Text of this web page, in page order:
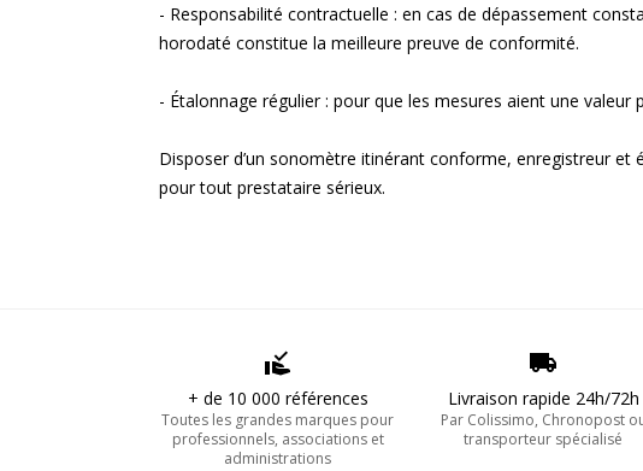
- Responsabilité contractuelle : en cas de dépassement
horodaté constitue la meilleure preuve de conformité.
- Étalonnage régulier : pour que les mesures aient une
Disposer d’un sonomètre itinérant conforme, enregistreur et
pour tout prestataire sérieux.
+ de 10 000 références
Toutes les grandes marques pour
professionnels, associations et
administrations
Livraison rapide 24h/72h
Par Colissimo, Chronopost
transporteur spécialisé